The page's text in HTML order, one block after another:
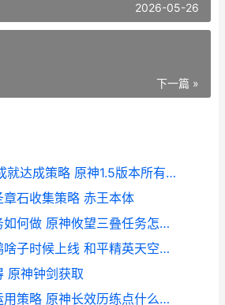
2026-05-26
下一篇 »
原神1.5版本所有成就达成策略 原神1.5版本所有活动
石收集策略 赤王本体
原神攸望三叠任务如何做 原神攸望三叠任务怎么触发
与平精英独舞天鹅啥子时候上线 和平精英天空舞池
原神钟剑获取
原神长效历练点运用策略 原神长效历练点什么时候清零